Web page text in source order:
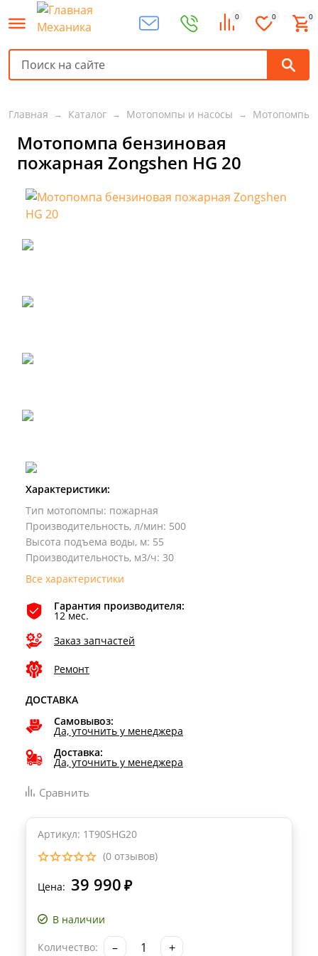
0 0 0
Главная Каталог Мотопомпы и насосы Мотопомпы
Мотопомпа бензиновая
пожарная Zongshen HG 20
Характеристики:
Тип мотопомпы: пожарная
Производительность, л/мин: 500
Высота подъема воды, м: 55
Производительность, м3/ч: 30
Все характеристики
Гарантия производителя:
12 мес.
Заказ запчастей
Ремонт
ДОСТАВКА
Самовывоз:
Да, уточнить у менеджера
Доставка:
Да, уточнить у менеджера
Сравнить
Артикул: 1T90SHG20
(0 отзывов)
Цена: 39 990 ₽
В наличии
Количество: – +